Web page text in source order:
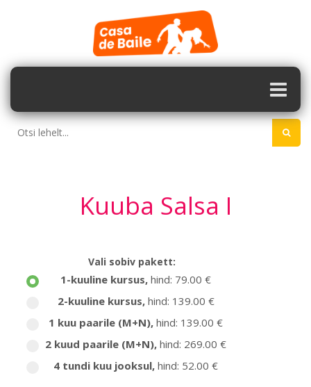
Kuuba Salsa I
Vali sobiv pakett:
1-kuuline kursus, hind: 79.00 €
2-kuuline kursus, hind: 139.00 €
1 kuu paarile (M+N), hind: 139.00 €
2 kuud paarile (M+N), hind: 269.00 €
4 tundi kuu jooksul, hind: 52.00 €